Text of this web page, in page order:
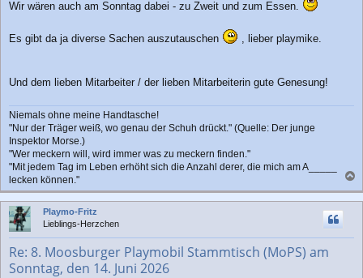
i
a
Wir wären auch am Sonntag dabei - zu Zweit und zum Essen.
Es gibt da ja diverse Sachen auszutauschen , lieber playmike.
Und dem lieben Mitarbeiter / der lieben Mitarbeiterin gute Genesung!
Niemals ohne meine Handtasche!
"Nur der Träger weiß, wo genau der Schuh drückt." (Quelle: Der junge
Inspektor Morse.)
"Wer meckern will, wird immer was zu meckern finden."
"Mit jedem Tag im Leben erhöht sich die Anzahl derer, die mich am A_____
lecken können."
a
c
Playmo-Fritz
Lieblings-Herzchen
Re: 8. Moosburger Playmobil Stammtisch (MoPS) am
Sonntag, den 14. Juni 2026